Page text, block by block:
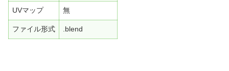
UVマップ 無
ファイル形式 .blend